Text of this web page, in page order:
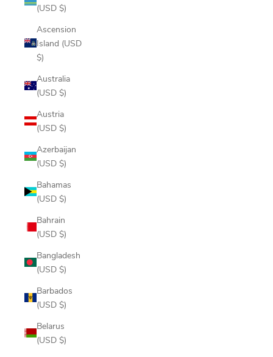
(USD $)
Ascension
Island (USD
$)
Australia
(USD $)
Austria
(USD $)
Azerbaijan
(USD $)
Bahamas
(USD $)
Bahrain
(USD $)
Bangladesh
(USD $)
Barbados
(USD $)
Belarus
(USD $)